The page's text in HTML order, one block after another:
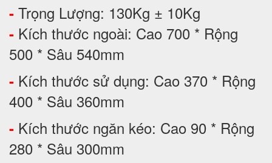
- Trọng Lượng: 130Kg ± 10Kg
- Kích thước ngoài: Cao 700 * Rộng
500 * Sâu 540mm
- Kích thước sử dụng: Cao 370 * Rộng
400 * Sâu 360mm
- Kích thước ngăn kéo: Cao 90 * Rộng
280 * Sâu 300mm